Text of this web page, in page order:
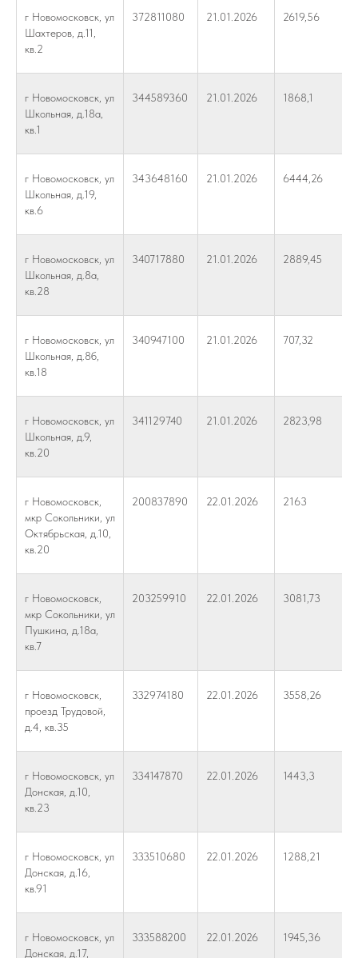
г Новомосковск, ул
Шахтеров, д.11,
кв.2
372811080 21.01.2026 2619,56
г Новомосковск, ул
Школьная, д.18а,
кв.1
344589360 21.01.2026 1868,1
г Новомосковск, ул
Школьная, д.19,
кв.6
343648160 21.01.2026 6444,26
г Новомосковск, ул
Школьная, д.8а,
кв.28
340717880 21.01.2026 2889,45
г Новомосковск, ул
Школьная, д.8б,
кв.18
340947100 21.01.2026 707,32
г Новомосковск, ул
Школьная, д.9,
кв.20
341129740 21.01.2026 2823,98
г Новомосковск,
мкр Сокольники, ул
Октябрьская, д.10,
кв.20
200837890 22.01.2026 2163
г Новомосковск,
мкр Сокольники, ул
Пушкина, д.18а,
кв.7
203259910 22.01.2026 3081,73
г Новомосковск,
проезд Трудовой,
д.4, кв.35
332974180 22.01.2026 3558,26
г Новомосковск, ул
Донская, д.10,
кв.23
334147870 22.01.2026 1443,3
г Новомосковск, ул
Донская, д.16,
кв.91
333510680 22.01.2026 1288,21
г Новомосковск, ул
Донская, д.17,
333588200 22.01.2026 1945,36